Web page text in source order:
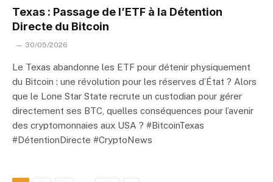
Texas : Passage de l’ETF à la Détention
Directe du Bitcoin
30/05/2026
Le Texas abandonne les ETF pour détenir physiquement
du Bitcoin : une révolution pour les réserves d’État ? Alors
que le Lone Star State recrute un custodian pour gérer
directement ses BTC, quelles conséquences pour l’avenir
des cryptomonnaies aux USA ? #BitcoinTexas
#DétentionDirecte #CryptoNews